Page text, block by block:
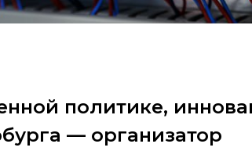
политике,
— организатор